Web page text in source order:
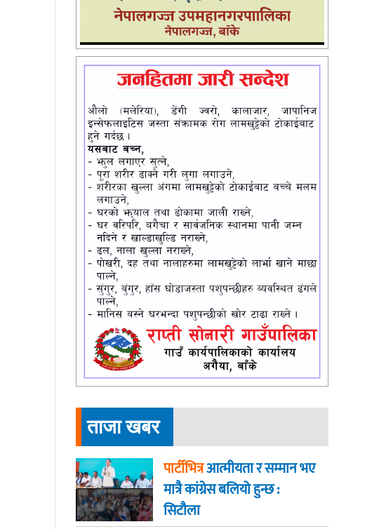
ताजा खबर
पार्टीभित्रआत्मीयता र सम्मान भए
मात्रै कांग्रेस बलियो हुन्छ :
सिटौला